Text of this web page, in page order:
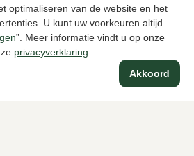
optimaliseren van de website en het
U kunt uw voorkeuren altijd
”. Meer informatie vindt u op onze
privacyverklaring
Akkoord
alle producten